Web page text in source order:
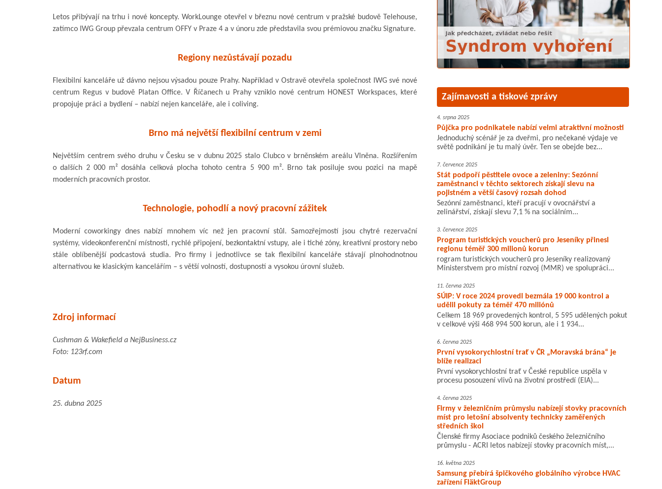
Letos přibývají na trhu i nové koncepty. WorkLounge otevřel v březnu nové centrum v pražské budově Telehouse,
zatímco IWG Group převzala centrum OFFY v Praze 4 a v únoru zde představila svou prémiovou značku Signature.
Regiony nezůstávají pozadu
Flexibilní kanceláře už dávno nejsou výsadou pouze Prahy. Například v Ostravě otevřela společnost IWG své nové
centrum Regus v budově Platan Office. V Říčanech u Prahy vzniklo nové centrum HONEST Workspaces, které
propojuje práci a bydlení – nabízí nejen kanceláře, ale i coliving.
Brno má největší flexibilní centrum v zemi
Největším centrem svého druhu v Česku se v dubnu 2025 stalo Clubco v brněnském areálu Vlněna. Rozšířením
o dalších 2 000 m² dosáhla celková plocha tohoto centra 5 900 m². Brno tak posiluje svou pozici na mapě
moderních pracovních prostor.
Technologie, pohodlí a nový pracovní zážitek
Moderní coworkingy dnes nabízí mnohem víc než jen pracovní stůl. Samozřejmostí jsou chytré rezervační
systémy, videokonferenční místnosti, rychlé připojení, bezkontaktní vstupy, ale i tiché zóny, kreativní prostory nebo
stále oblíbenější podcastová studia. Pro firmy i jednotlivce se tak flexibilní kanceláře stávají plnohodnotnou
alternativou ke klasickým kancelářím – s větší volností, dostupností a vysokou úrovní služeb.
Zdroj informací
Cushman & Wakefield a NejBusiness.cz
Foto: 123rf.com
Datum
25. dubna 2025
Zajímavosti a tiskové zprávy
4. srpna 2025
Půjčka pro podnikatele nabízí velmi atraktivní možnosti
Jednoduchý scénář je za dveřmi, pro nečekané výdaje ve
světě podnikání je tu malý úvěr. Ten se obejde bez...
7. července 2025
Stát podpoří pěstitele ovoce a zeleniny: Sezónní
zaměstnanci v těchto sektorech získají slevu na
pojistném a větší časový rozsah dohod
Sezónní zaměstnanci, kteří pracují v ovocnářství a
zelinářství, získají slevu 7,1 % na sociálním...
3. července 2025
Program turistických voucherů pro Jeseníky přinesl
regionu téměř 300 milionů korun
rogram turistických voucherů pro Jeseníky realizovaný
Ministerstvem pro místní rozvoj (MMR) ve spolupráci...
11. června 2025
SÚIP: V roce 2024 provedl bezmála 19 000 kontrol a
udělil pokuty za téměř 470 miliónů
Celkem 18 969 provedených kontrol, 5 595 udělených pokut
v celkové výši 468 994 500 korun, ale i 1 934...
6. června 2025
První vysokorychlostní trať v ČR „Moravská brána“ je
blíže realizaci
První vysokorychlostní trať v České republice uspěla v
procesu posouzení vlivů na životní prostředí (EIA)...
4. června 2025
Firmy v železničním průmyslu nabízejí stovky pracovních
míst pro letošní absolventy technicky zaměřených
středních škol
Členské firmy Asociace podniků českého železničního
průmyslu - ACRI letos nabízejí stovky pracovních míst,...
16. května 2025
Samsung přebírá špičkového globálního výrobce HVAC
zařízení FläktGroup